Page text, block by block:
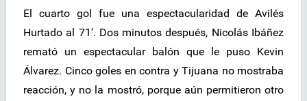
El cuarto gol fue una espectacularidad de Avilés
Hurtado al 71′. Dos minutos después, Nicolás Ibáñez
remató un espectacular balón que le puso Kevin
Álvarez. Cinco goles en contra y Tijuana no mostraba
reacción, y no la mostró, porque aún permitieron otro